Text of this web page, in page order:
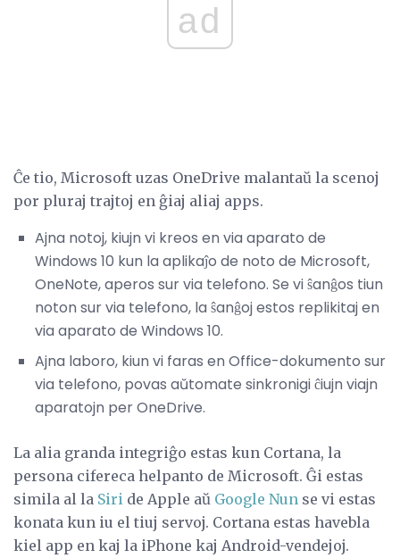
ad
Ĉe tio, Microsoft uzas OneDrive malantaŭ la scenoj
por pluraj trajtoj en ĝiaj aliaj apps.
Ajna notoj, kiujn vi kreos en via aparato de
Windows 10 kun la aplikaĵo de noto de Microsoft,
OneNote, aperos sur via telefono. Se vi ŝanĝos tiun
noton sur via telefono, la ŝanĝoj estos replikitaj en
via aparato de Windows 10.
Ajna laboro, kiun vi faras en Office-dokumento sur
via telefono, povas aŭtomate sinkronigi ĉiujn viajn
aparatojn per OneDrive.
La alia granda integriĝo estas kun Cortana, la
persona cifereca helpanto de Microsoft. Ĝi estas
simila al la Siri de Apple aŭ Google Nun se vi estas
konata kun iu el tiuj servoj. Cortana estas havebla
kiel app en kaj la iPhone kaj Android-vendejoj.